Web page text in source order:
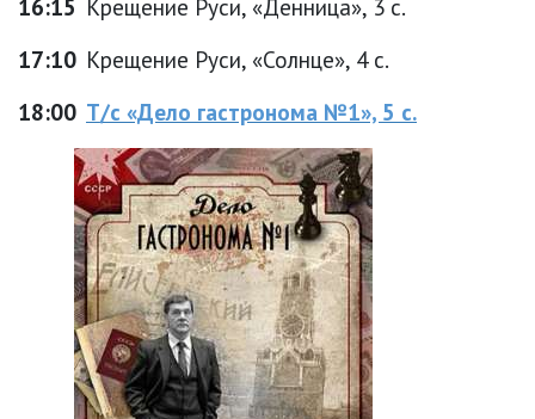
16:15 Крещение Руси, «Денница», 3 с.
17:10 Крещение Руси, «Солнце», 4 с.
18:00 Т/с «Дело гастронома №1», 5 с.